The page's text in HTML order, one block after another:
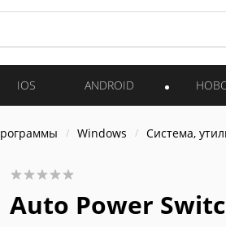
IOS ANDROID
Windows Система,
Auto Power